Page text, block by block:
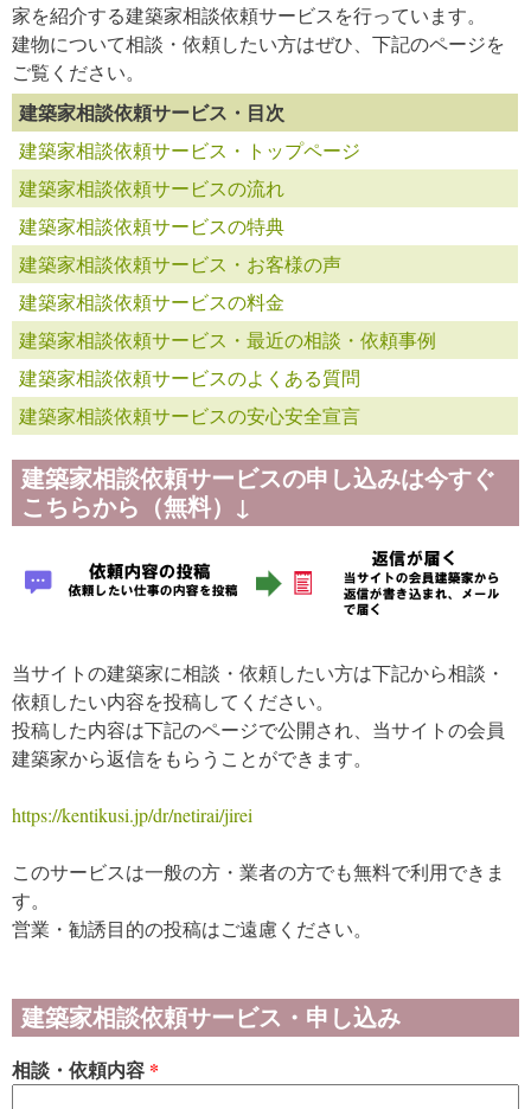
家を紹介する建築家相談依頼サービスを行っています。
建物について相談・依頼したい方はぜひ、下記のページを
ご覧ください。
建築家相談依頼サービス・目次
建築家相談依頼サービス・トップページ
建築家相談依頼サービスの流れ
建築家相談依頼サービスの特典
建築家相談依頼サービス・お客様の声
建築家相談依頼サービスの料金
建築家相談依頼サービス・最近の相談・依頼事例
建築家相談依頼サービスのよくある質問
建築家相談依頼サービスの安心安全宣言
建築家相談依頼サービスの申し込みは今すぐ
こちらから（無料）↓
当サイトの建築家に相談・依頼したい方は下記から相談・
依頼したい内容を投稿してください。
投稿した内容は下記のページで公開され、当サイトの会員
建築家から返信をもらうことができます。
https://kentikusi.jp/dr/netirai/jirei
このサービスは一般の方・業者の方でも無料で利用できま
す。
営業・勧誘目的の投稿はご遠慮ください。
建築家相談依頼サービス・申し込み
相談・依頼内容 *